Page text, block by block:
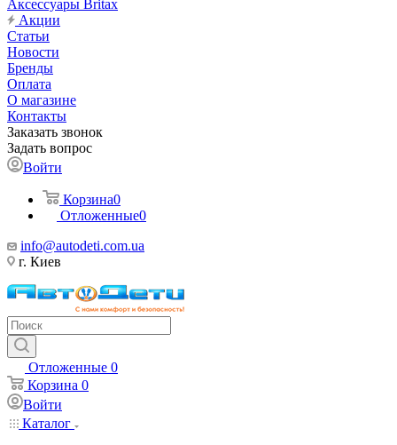
Аксессуары Britax
Акции
Статьи
Новости
Бренды
Оплата
О магазине
Контакты
Заказать звонок
Задать вопрос
Войти
Корзина0
Отложенные0
info@autodeti.com.ua
г. Киев
Отложенные 0
Корзина 0
Войти
Каталог